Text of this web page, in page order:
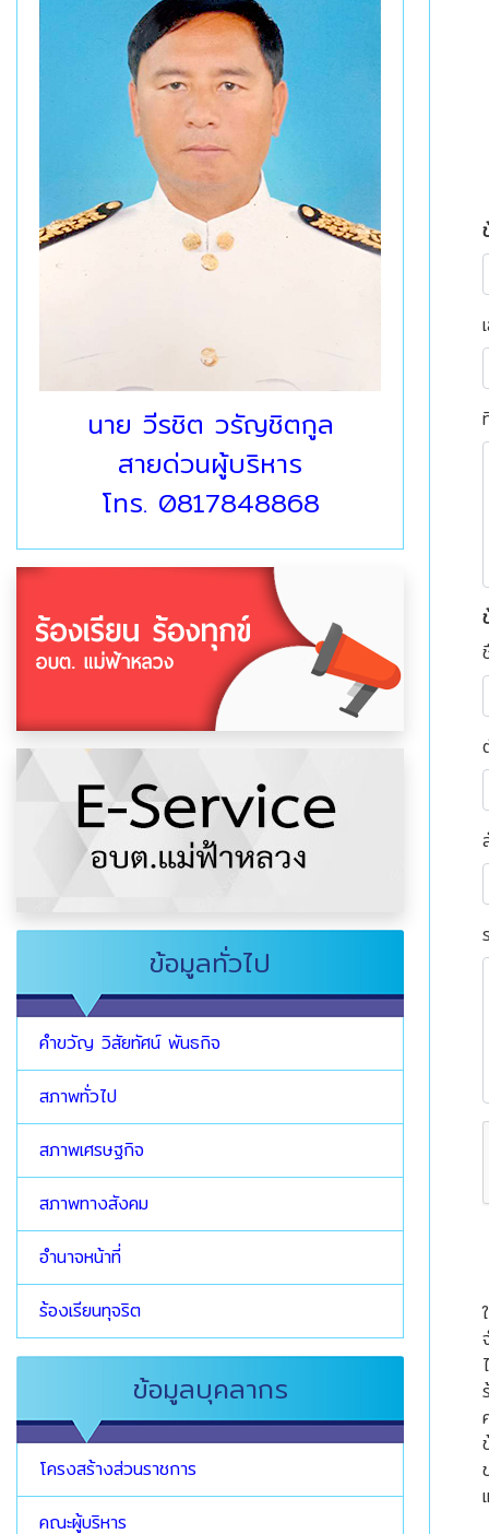
นาย วีรชิต วรัญชิตกูล
สายด่วนผู้บริหาร
โทร. 0817848868
ข้อมูลทั่วไป
คำขวัญ วิสัยทัศน์ พันธกิจ
สภาพทั่วไป
สภาพเศรษฐกิจ
สภาพทางสังคม
อำนาจหน้าที่
ร้องเรียนทุจริต
ข้อมูลบุคลากร
โครงสร้างส่วนราชการ
คณะผู้บริหาร